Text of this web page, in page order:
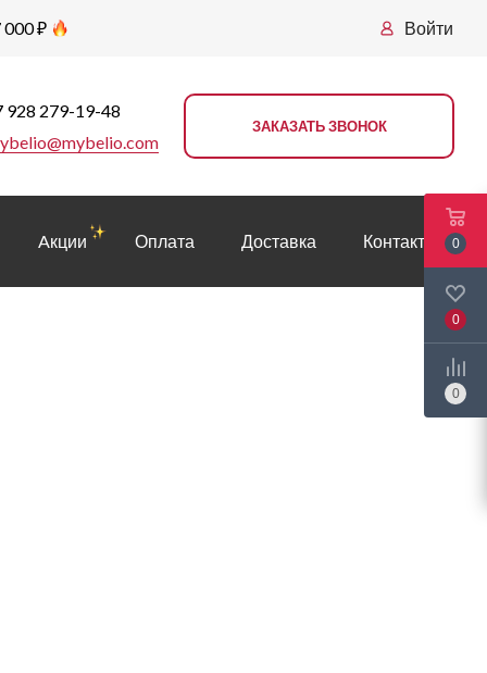
000 ₽ Войти
928 279-19-48
ЗАКАЗАТЬ ЗВОНОК
Aкции Оплата Доставка Контакты 0
0
0